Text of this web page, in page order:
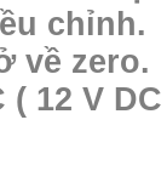
chỉnh.
về zero.
( 12 V